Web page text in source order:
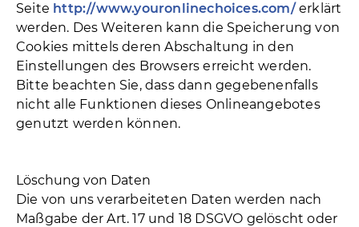
Seite http://www.youronlinechoices.com/erklärt
werden. Des Weiteren kann die Speicherung von
Cookies mittels deren Abschaltung in den
Einstellungen des Browsers erreicht werden.
Bitte beachten Sie, dass dann gegebenenfalls
nicht alle Funktionen dieses Onlineangebotes
genutzt werden können.
Löschung von Daten
Die von uns verarbeiteten Daten werden nach
Maßgabe der Art. 17 und 18 DSGVO gelöscht oder